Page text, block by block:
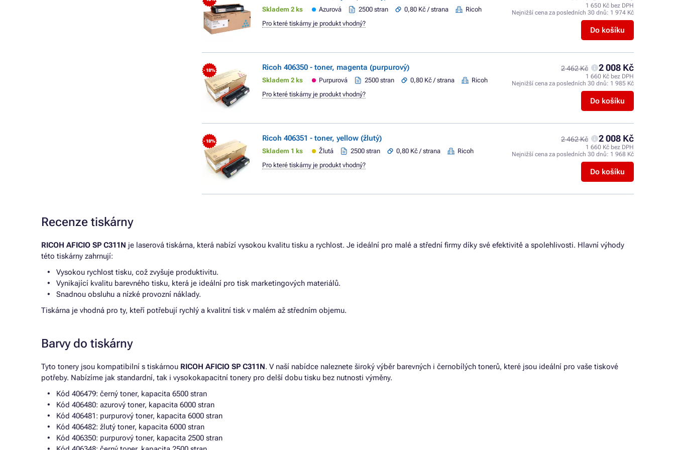
Skladem 2 ks Azurová 2500 stran 0,80 Kč / strana Ricoh
1 650 Kč bez DPH
Nejnižší cena za posledních 30 dnů: 1 974 Kč
Do košíku
Pro které tiskárny je produkt vhodný?
- 18% Ricoh 406350 - toner, magenta (purpurový)
Skladem 2 ks Purpurová 2500 stran 0,80 Kč / strana Ricoh
2 462 Kč 2 008 Kč
1 660 Kč bez DPH
Nejnižší cena za posledních 30 dnů: 1 985 Kč
Do košíku
Pro které tiskárny je produkt vhodný?
- 18% Ricoh 406351 - toner, yellow (žlutý)
Skladem 1 ks Žlutá 2500 stran 0,80 Kč / strana Ricoh
2 462 Kč 2 008 Kč
1 660 Kč bez DPH
Nejnižší cena za posledních 30 dnů: 1 968 Kč
Do košíku
Pro které tiskárny je produkt vhodný?
Recenze tiskárny
RICOH AFICIO SP C311N je laserová tiskárna, která nabízí vysokou kvalitu tisku a rychlost. Je ideální pro malé a střední firmy díky své efektivitě a spolehlivosti. Hlavní výhody
této tiskárny zahrnují:
Vysokou rychlost tisku, což zvyšuje produktivitu.
Vynikající kvalitu barevného tisku, která je ideální pro tisk marketingových materiálů.
Snadnou obsluhu a nízké provozní náklady.
Tiskárna je vhodná pro ty, kteří potřebují rychlý a kvalitní tisk v malém až středním objemu.
Barvy do tiskárny
Tyto tonery jsou kompatibilní s tiskárnou RICOH AFICIO SP C311N. V naší nabídce naleznete široký výběr barevných i černobílých tonerů, které jsou ideální pro vaše tiskové
potřeby. Nabízíme jak standardní, tak i vysokokapacitní tonery pro delší dobu tisku bez nutnosti výměny.
Kód 406479: černý toner, kapacita 6500 stran
Kód 406480: azurový toner, kapacita 6000 stran
Kód 406481: purpurový toner, kapacita 6000 stran
Kód 406482: žlutý toner, kapacita 6000 stran
Kód 406350: purpurový toner, kapacita 2500 stran